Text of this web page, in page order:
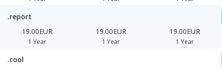
.report
19.00EUR
1 Year
19.00EUR
1 Year
19.00EUR
1 Year
.cool